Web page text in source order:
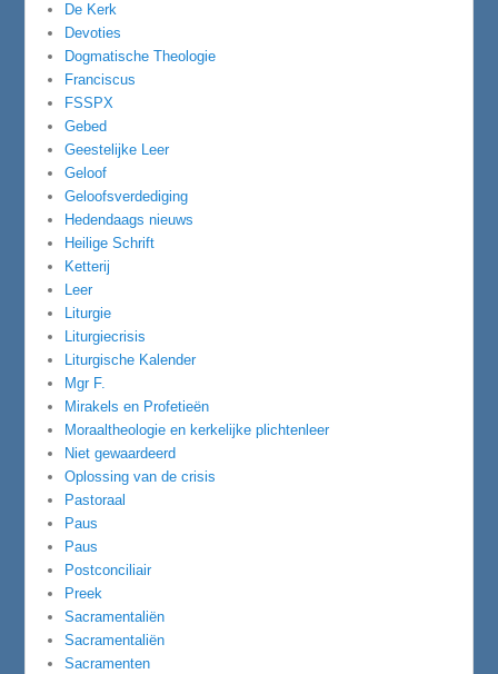
De Kerk
Devoties
Dogmatische Theologie
Franciscus
FSSPX
Gebed
Geestelijke Leer
Geloof
Geloofsverdediging
Hedendaags nieuws
Heilige Schrift
Ketterij
Leer
Liturgie
Liturgiecrisis
Liturgische Kalender
Mgr F.
Mirakels en Profetieën
Moraaltheologie en kerkelijke plichtenleer
Niet gewaardeerd
Oplossing van de crisis
Pastoraal
Paus
Paus
Postconciliair
Preek
Sacramentaliën
Sacramentaliën
Sacramenten